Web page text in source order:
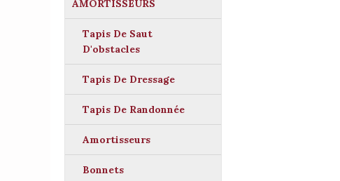
AMORTISSEURS
Tapis De Saut
D'obstacles
Tapis De Dressage
Tapis De Randonnée
Amortisseurs
Bonnets